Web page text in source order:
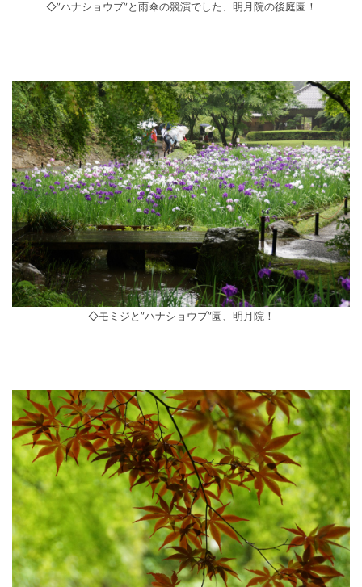
◇”ハナショウブ”と雨傘の競演でした、明月院の後庭園！
◇モミジと”ハナショウブ”園、明月院！